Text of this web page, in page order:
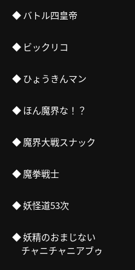
◆ バトル四皇帝
◆ ビックリコ
◆ ひょうきんマン
◆ ほん魔界な！？
◆ 魔界大戦スナック
◆ 魔拳戦士
◆ 妖怪道53次
◆ 妖精のおまじない
チャニチャニアブゥ